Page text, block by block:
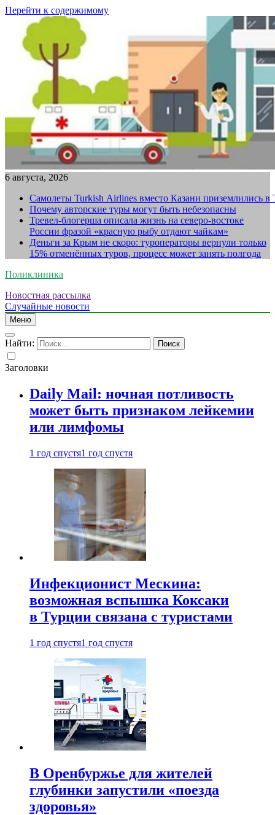
Перейти к содержимому
6 августа, 2026
Самолеты Turkish Airlines вместо Казани приземлились в
Почему авторские туры могут быть небезопасны
Тревел-блогерша описала жизнь на северо-востоке
России фразой «красную рыбу отдают чайкам»
Деньги за Крым не скоро: туроператоры вернули только
15% отменённых туров, процесс может занять полгода
Поликлиника
Новостная рассылка
Случайные новости
Меню
Найти:
Заголовки
Daily Mail: ночная потливость
может быть признаком лейкемии
или лимфомы
1 год спустя1 год спустя
Инфекционист Мескина:
возможная вспышка Коксаки
в Турции связана с туристами
1 год спустя1 год спустя
В Оренбуржье для жителей
глубинки запустили «поезда
здоровья»